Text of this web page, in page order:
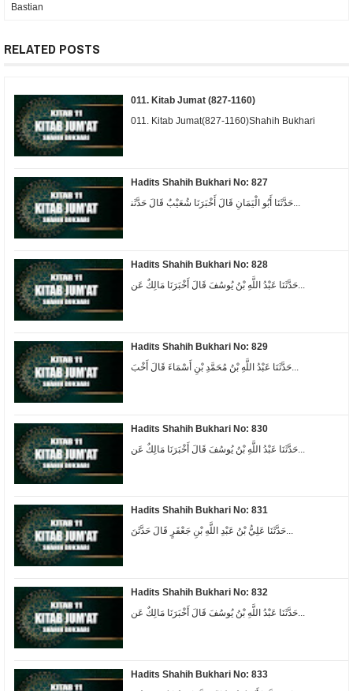
Bastian
RELATED POSTS
011. Kitab Jumat (827-1160)
011. Kitab Jumat(827-1160)Shahih Bukhari
Hadits Shahih Bukhari No: 827
ﺣَﺪَّﺛَﻨَﺎ ﺃَﺑُﻮ ﺍﻟْﻴَﻤَﺎﻥِ ﻗَﺎﻝَ ﺃَﺧْﺒَﺮَﻧَﺎ ﺷُﻌَﻴْﺐٌ ﻗَﺎﻝَ ﺣَﺪَّﺛَﻨ...
Hadits Shahih Bukhari No: 828
حَدَّثَنَا عَبْدُ اللَّهِ بْنُ يُوسُفَ قَالَ أَخْبَرَنَا مَالِكٌ عَن...
Hadits Shahih Bukhari No: 829
Hadits Shahih Bukhari No: 830
Hadits Shahih Bukhari No: 831
حَدَّثَنَا عَلِيُّ بْنُ عَبْدِ اللَّهِ بْنِ جَعْفَرٍ قَالَ حَدَّثَنَ...
Hadits Shahih Bukhari No: 832
حَدَّثَنَا عَبْدُ اللَّهِ بْنُ يُوسُفَ قَالَ أَخْبَرَنَا مَالِكٌ عَن...
Hadits Shahih Bukhari No: 833